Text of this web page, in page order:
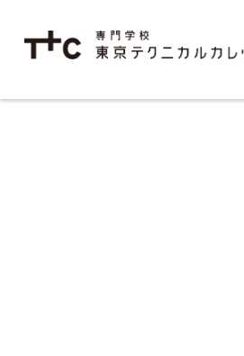
学科紹介TOP